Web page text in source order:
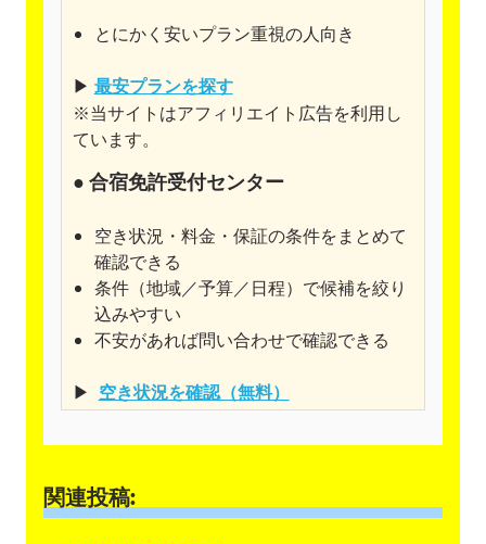
とにかく安いプラン重視の人向き
▶ 最安プランを探す
※当サイトはアフィリエイト広告を利用し
ています。
● 合宿免許受付センター
空き状況・料金・保証の条件をまとめて
確認できる
条件（地域／予算／日程）で候補を絞り
込みやすい
不安があれば問い合わせで確認できる
▶ 空き状況を確認（無料）
関連投稿: